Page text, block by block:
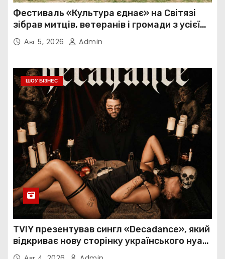
Фестиваль «Культура єднає» на Світязі
зібрав митців, ветеранів і громади з усієї
України
Авг 5, 2026 Admin
ШОУ БІЗНЕС
TVIY презентував сингл «Decadance», який
відкриває нову сторінку українського нуар-
попу